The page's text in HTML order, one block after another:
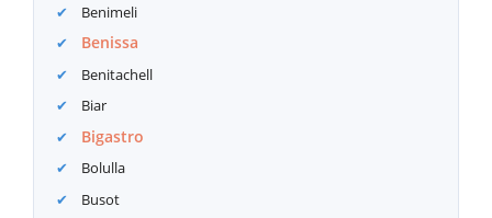
Benimeli
Benissa
Benitachell
Biar
Bigastro
Bolulla
Busot